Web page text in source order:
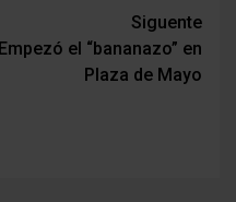
Siguente
Empezó el “bananazo” en
Plaza de Mayo